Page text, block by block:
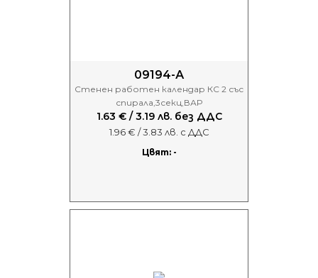
09194-А
Стенен работен календар КС 2 със
спирала,3секц,ВАР
1.63 € / 3.19 лв. без ДДС
1.96 € / 3.83 лв. с ДДС
Цвят: -